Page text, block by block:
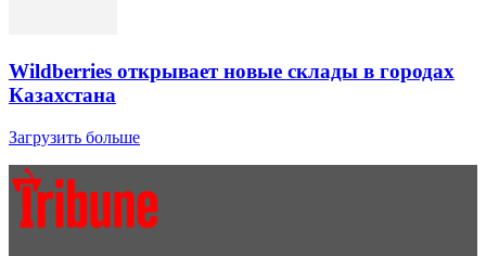
Wildberries открывает новые склады в городах
Казахстана
Загрузить больше